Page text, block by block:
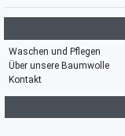
Waschen und Pflegen
Über unsere Baumwolle
Kontakt